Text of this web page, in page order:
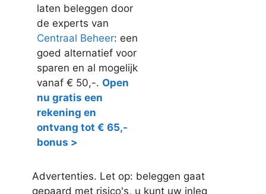
laten beleggen door
de experts van
Centraal Beheer: een
goed alternatief voor
sparen en al mogelijk
vanaf € 50,-. Open
nu gratis een
rekening en
ontvang tot € 65,-
bonus >
Advertenties. Let op: beleggen gaat
gepaard met risico's, u kunt uw inleg